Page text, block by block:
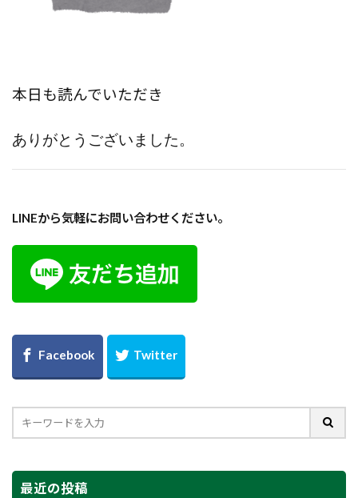
本日も読んでいただき
ありがとうございました。
LINEから気軽にお問い合わせください。
最近の投稿